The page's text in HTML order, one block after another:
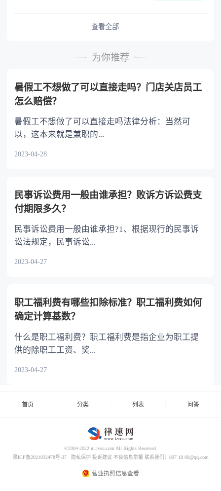
外。承揽人将其承揽的主要工作交由第三人完成
责未经定作人同意的，定作人也可以解除合同。
有关质量证明。定作人应当验收该工作成果。
查看全部
为你推荐
暑假工不想做了可以直接走吗？门店关店员工
怎么赔偿？
暑假工不想做了可以直接走吗法律分析：当然可
以，这本来就是兼职的...
2023-04-28
民事诉讼费用一般由谁承担？败诉方诉讼费支
付期限多久？
民事诉讼费用一般由谁承担?1、根据现行的民事诉
讼法规定，民事诉讼...
2023-04-27
职工福利费有哪些扣除标准？职工福利费如何
确定计算基数？
什么是职工福利费？职工福利费是指企业为职工提
供的除职工工资、奖...
2023-04-27
首页 分类 列表 问答
©2004-2022 m.lvsu.com All Rights Reserved.
豫ICP备2021032478号-37
隐私保护 投诉建议 不良信息举报 联系我们：897 18 09@qq.com